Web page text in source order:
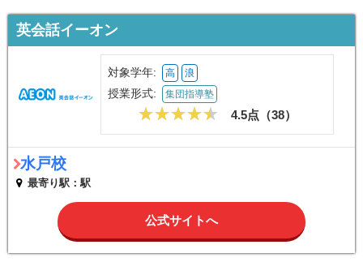
英会話イーオン
対象学年: 高 浪
授業形式: 集団指導塾
4.5点（38）
水戸校
最寄り駅：駅
公式サイトへ